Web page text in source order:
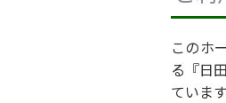
このホ
る『日
ています